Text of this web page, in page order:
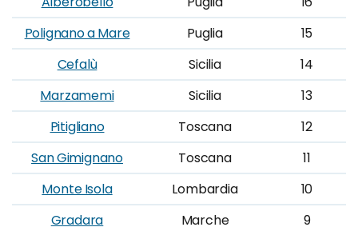
Polignano a Mare
Puglia
15
Cefalù
Sicilia
14
Marzamemi
Sicilia
13
Pitigliano
Toscana
12
San Gimignano
Toscana
11
Monte Isola
Lombardia
10
Gradara
Marche 9